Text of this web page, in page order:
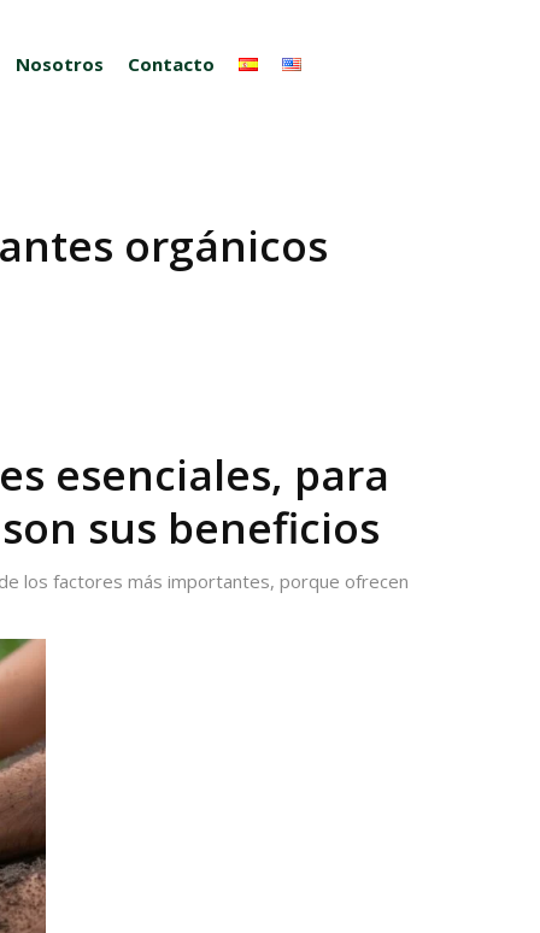
Nosotros Contacto
orgánicos
esenciales, para
sus beneficios
los factores más importantes, porque ofrecen